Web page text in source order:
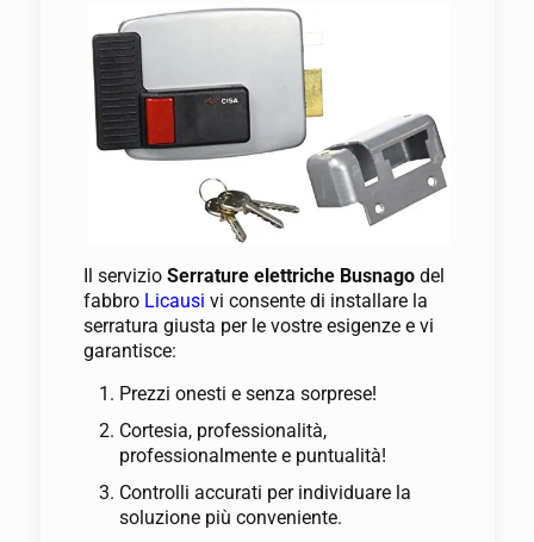
Il servizio Serrature elettriche Busnago del
fabbro Licausi vi consente di installare la
serratura giusta per le vostre esigenze e vi
garantisce:
Prezzi onesti e senza sorprese!
Cortesia, professionalità,
professionalmente e puntualità!
Controlli accurati per individuare la
soluzione più conveniente.